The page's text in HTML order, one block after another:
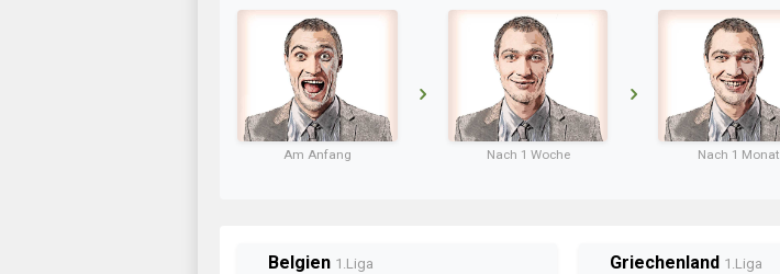
Am Anfang Nach 1 Woche Nach 1 Monat
Belgien 1.Liga Griechenland 1.Liga